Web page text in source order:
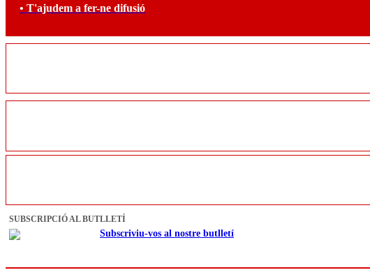
• T'ajudem a fer-ne difusió
SUBSCRIPCIÓ AL BUTLLETÍ
Subscriviu-vos al nostre butlletí